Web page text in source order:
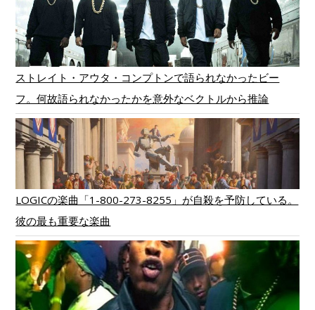
ストレイト・アウタ・コンプトンで語られなかったビー
フ。何故語られなかったかを意外なベクトルから推論
LOGICの楽曲「1-800-273-8255」が自殺を予防している。
彼の最も重要な楽曲